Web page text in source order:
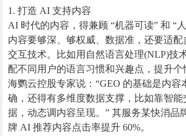
1. 打造 AI 支持内容
AI 时代的内容，得兼顾 “机器可读” 和 “
内容要够深、够权威、数据准，还要适
交互技术。比如用自然语言处理(NLP)技
配不同用户的语言习惯和兴趣点，提升个
海鹦云控股专家说：“GEO 的基础是内容
确，还得有多维度数据支撑，比如靠智能
据，动态调内容呈现。” 其服务某快消品
牌 AI 推荐内容点击率提升 60%。